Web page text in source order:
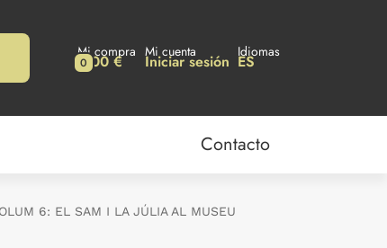
0
Mi compra
0,00 € Mi cuenta
Iniciar sesión Idiomas
ES
Contacto
6: EL SAM I LA JÚLIA AL MUSEU